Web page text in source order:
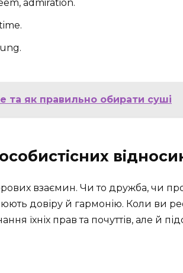
admiration.
та як правильно обирати суші
взаємин. Чи то дружба, чи
довіру й гармонію. Коли ви
їхніх прав та почуттів, але й